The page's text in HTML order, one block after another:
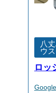
八
ウス
ロッ